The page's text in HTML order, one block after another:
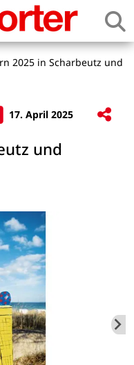
2025 in Scharbeutz und
17. April 2025
und